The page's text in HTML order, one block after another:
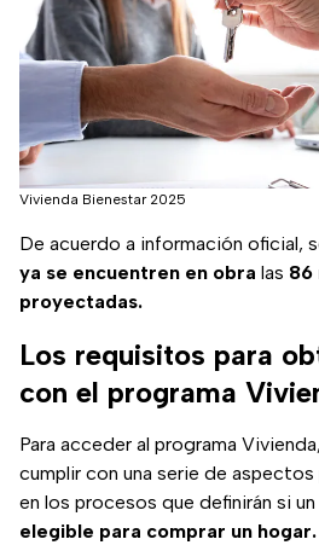
Vivienda Bienestar 2025
De acuerdo a información oficial,
ya se encuentren en obra las 86
proyectadas.
Los requisitos para
con el programa
Para acceder al programa
cumplir con una serie de
en los procesos que definirán si un
elegible para comprar un hogar.